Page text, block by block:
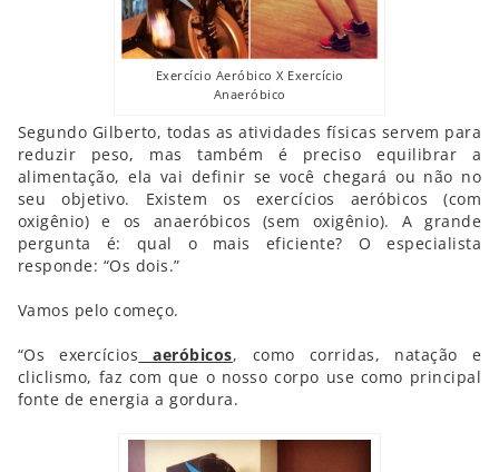
Exercício Aeróbico X Exercício
Anaeróbico
Segundo Gilberto, todas as atividades físicas servem para
reduzir peso, mas também é preciso equilibrar a
alimentação, ela vai definir se você chegará ou não no
seu objetivo. Existem os exercícios aeróbicos (com
oxigênio) e os anaeróbicos (sem oxigênio). A grande
pergunta é: qual o mais eficiente? O especialista
responde: “Os dois.”
Vamos pelo começo.
“Os exercícios aeróbicos, como corridas, natação e
cliclismo, faz com que o nosso corpo use como principal
fonte de energia a gordura.